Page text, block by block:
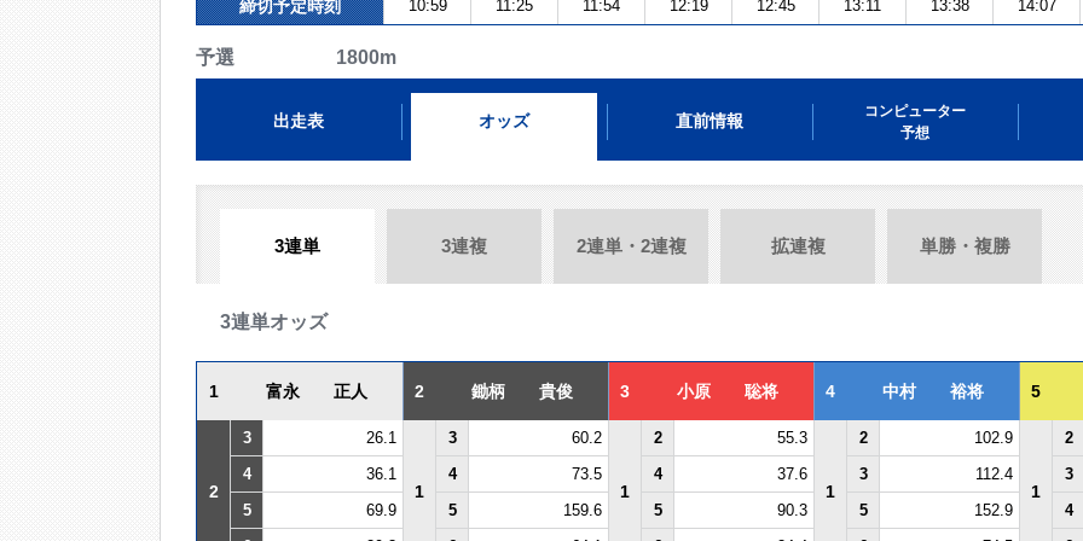
締切予定時刻 10:59 11:25 11:54 12:19 12:45 13:11 13:38 14:07
予選 1800m
出走表 オッズ 直前情報
コンピューター
予想
3連単 3連複 2連単・2連複 拡連複 単勝・複勝
3連単オッズ
1 富永 正人 2 鋤柄 貴俊 3 小原 聡将 4 中村 裕将 5
2
3 26.1
1
3 60.2
1
2 55.3
1
2 102.9
1
2
4
36.1 4 73.5 4 37.6 3 112.4
3
5
69.9 5 159.6 5 90.3 5 152.9
4